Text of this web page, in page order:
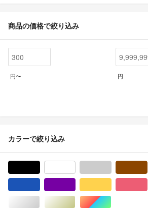
商品の価格で絞り込み
円〜 円
カラーで絞り込み
シルバー/銀色系ゴールド/金色系マルチカラー